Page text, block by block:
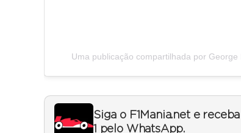
Uma publicação compartilhada por
Siga o F1Mania.net e
1 pelo WhatsApp.